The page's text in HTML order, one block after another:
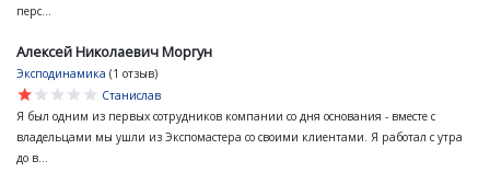
перс...
Алексей Николаевич Моргун
Эксподинамика (1 отзыв)
star
star
star
star
star
Станислав
Я был одним из первых сотрудников компании со дня основания - вместе с
владельцами мы ушли из Экспомастера со своими клиентами. Я работал с утра
до в...